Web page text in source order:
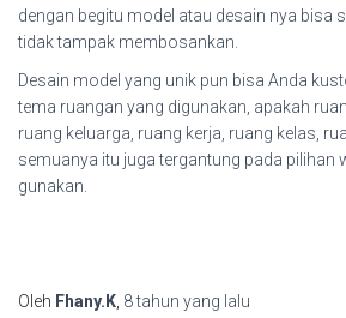
dengan begitu model atau desain nya bisa
tidak tampak membosankan.
Desain model yang unik pun bisa Anda
tema ruangan yang digunakan, apakah
ruang keluarga, ruang kerja, ruang kelas,
semuanya itu juga tergantung pada pilihan
gunakan.
Oleh Fhany.K 8 tahun yang lalu